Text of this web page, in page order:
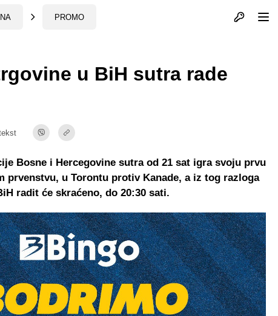
PROMO Otvori profil
u BiH sutra rade
Bosne i Hercegovine sutra od 21 sat igra svoju prvu
prvenstvu, u Torontu protiv Kanade, a iz tog razloga
radit će skraćeno, do 20:30 sati.